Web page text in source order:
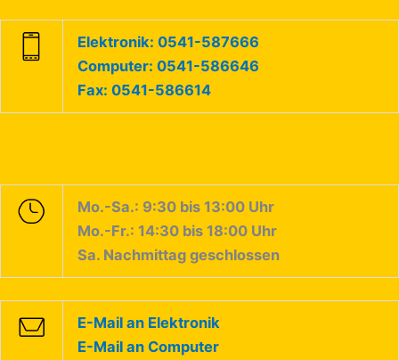
Elektronik: 0541-587666
Computer: 0541-586646
Fax: 0541-586614
Mo.-Sa.: 9:30 bis 13:00 Uhr
Mo.-Fr.: 14:30 bis 18:00 Uhr
Sa. Nachmittag geschlossen
E-Mail an Elektronik
E-Mail an Computer